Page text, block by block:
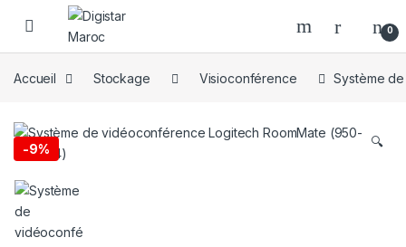
Skip to navigation
Skip to content
0
Accueil Stockage Visioconférence Système
-9% 🔍